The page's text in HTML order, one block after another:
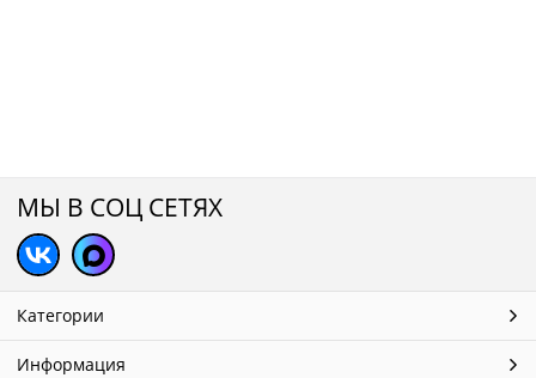
МЫ В СОЦ СЕТЯХ
Категории
Информация